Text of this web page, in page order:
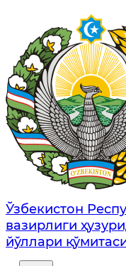
Ўзбекистон
вазирлиги
йўллари